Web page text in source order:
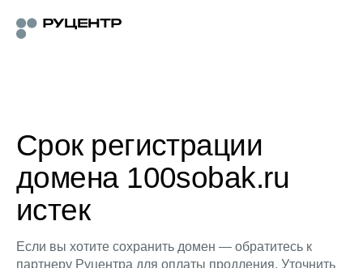
Срок регистрации
домена 100sobak.ru
истек
Если вы хотите сохранить домен — обратитесь к
партнеру Руцентра для оплаты продления. Уточнить